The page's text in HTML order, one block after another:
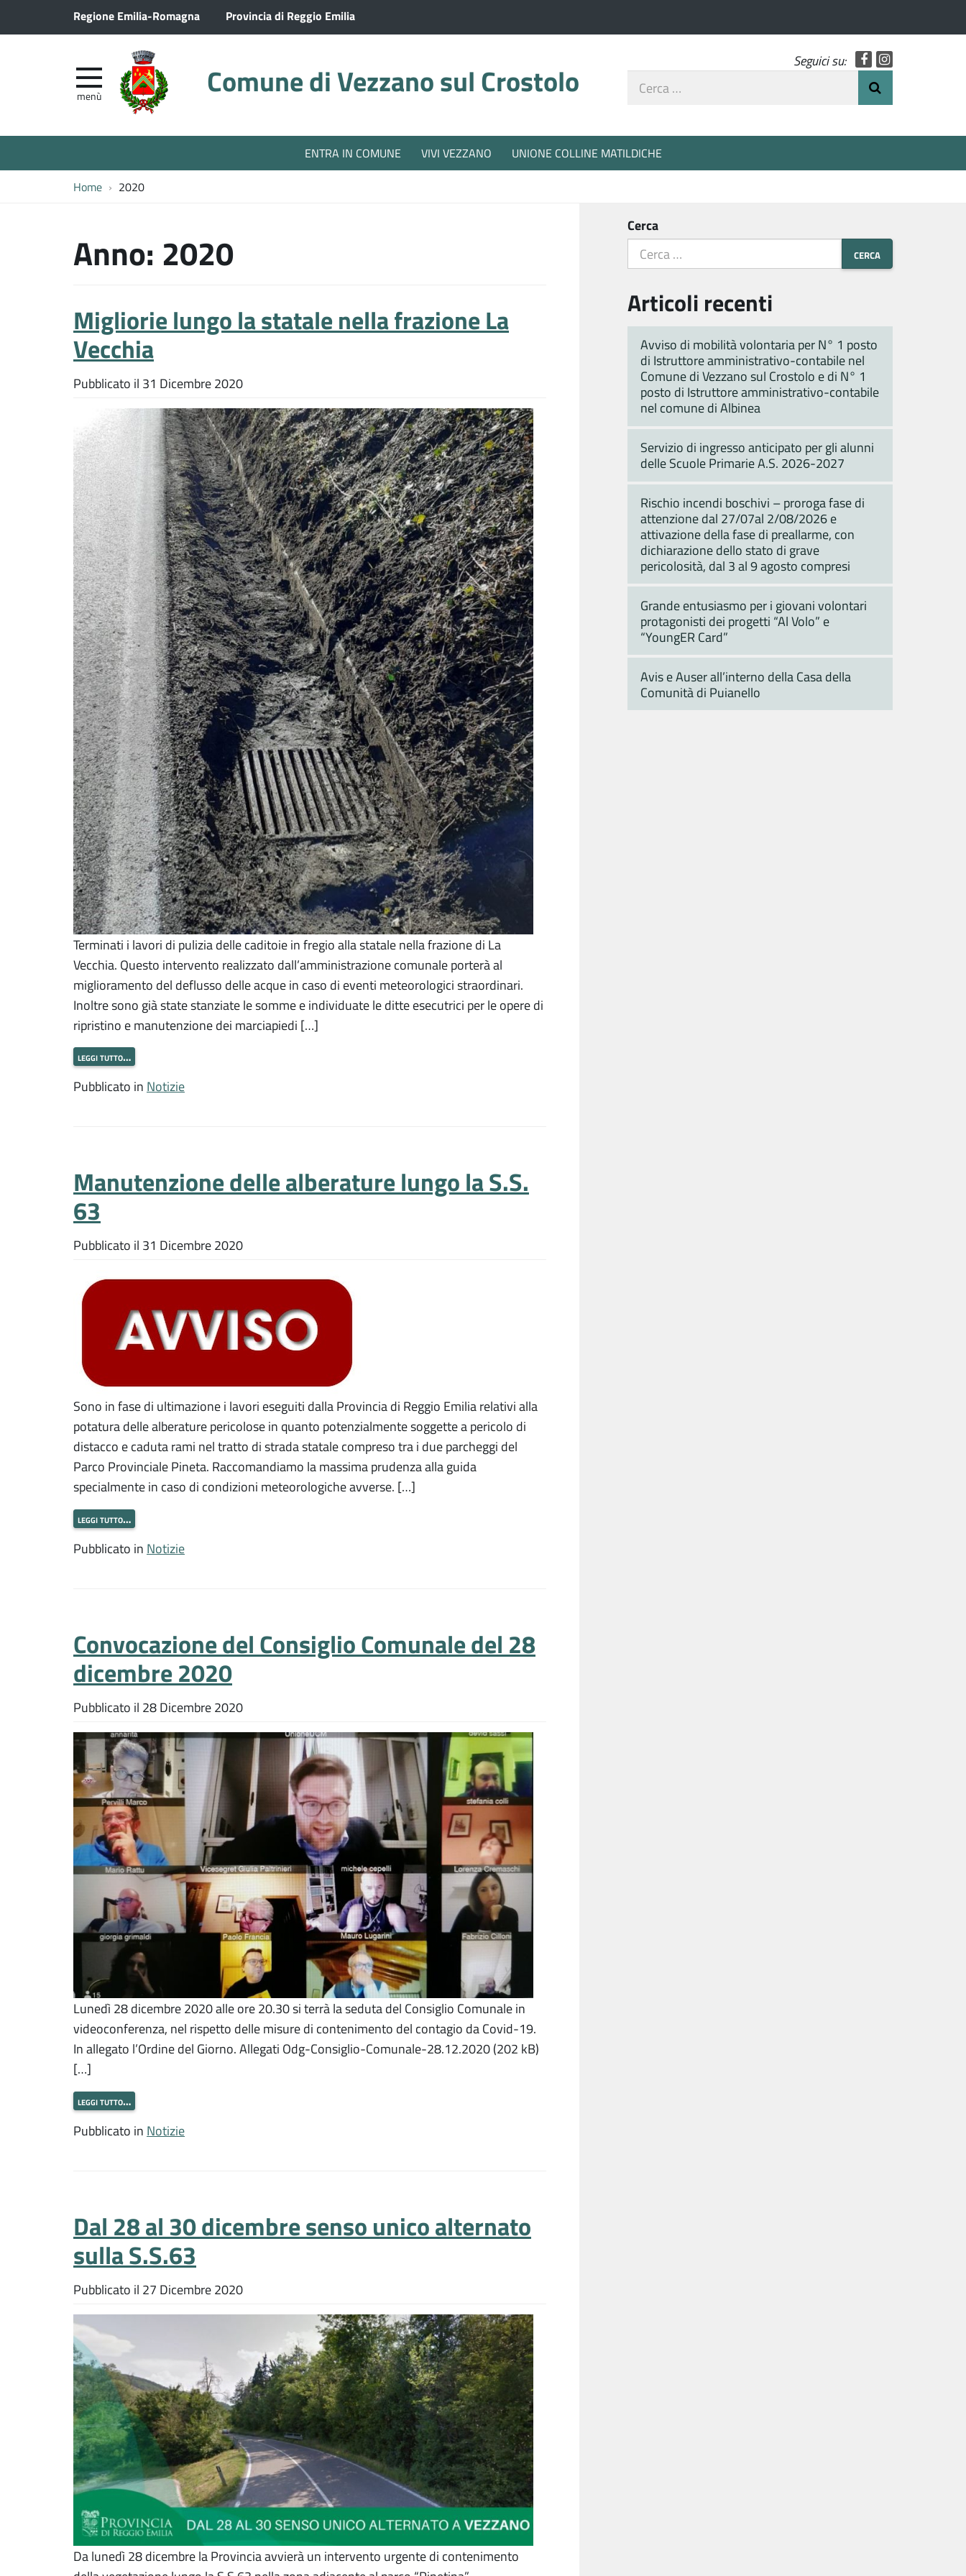
Regione Emilia-Romagna Provincia di Reggio Emilia
Comune di Vezzano sul Crostolo
menù
Seguici su: Facebook
Cerca
ENTRA IN COMUNE VIVI VEZZANO UNIONE COLLINE MATILDICHE
Home 2020
Anno: 2020
Migliorie lungo la statale nella frazione La
Vecchia
Pubblicato il 31 Dicembre 2020
Terminati i lavori di pulizia delle caditoie in fregio alla statale nella frazione di La
Vecchia. Questo intervento realizzato dall’amministrazione comunale porterà al
miglioramento del deflusso delle acque in caso di eventi meteorologici straordinari.
Inoltre sono già state stanziate le somme e individuate le ditte esecutrici per le opere di
ripristino e manutenzione dei marciapiedi […]
leggi tutto…
Pubblicato in Notizie
Manutenzione delle alberature lungo la S.S.
63
Pubblicato il 31 Dicembre 2020
Sono in fase di ultimazione i lavori eseguiti dalla Provincia di Reggio Emilia relativi alla
potatura delle alberature pericolose in quanto potenzialmente soggette a pericolo di
distacco e caduta rami nel tratto di strada statale compreso tra i due parcheggi del
Parco Provinciale Pineta. Raccomandiamo la massima prudenza alla guida
specialmente in caso di condizioni meteorologiche avverse. […]
leggi tutto…
Pubblicato in Notizie
Convocazione del Consiglio Comunale del 28
dicembre 2020
Pubblicato il 28 Dicembre 2020
Lunedì 28 dicembre 2020 alle ore 20.30 si terrà la seduta del Consiglio Comunale in
videoconferenza, nel rispetto delle misure di contenimento del contagio da Covid-19.
In allegato l’Ordine del Giorno. Allegati Odg-Consiglio-Comunale-28.12.2020 (202 kB)
[…]
leggi tutto…
Pubblicato in Notizie
Dal 28 al 30 dicembre senso unico alternato
sulla S.S.63
Pubblicato il 27 Dicembre 2020
Da lunedì 28 dicembre la Provincia avvierà un intervento urgente di contenimento
Cerca
Articoli recenti
Avviso di mobilità volontaria per N° 1 posto
di Istruttore amministrativo-contabile nel
Comune di Vezzano sul Crostolo e di N° 1
posto di Istruttore amministrativo-contabile
nel comune di Albinea
Servizio di ingresso anticipato per gli alunni
delle Scuole Primarie A.S. 2026-2027
Rischio incendi boschivi – proroga fase di
attenzione dal 27/07al 2/08/2026 e
attivazione della fase di preallarme, con
dichiarazione dello stato di grave
pericolosità, dal 3 al 9 agosto compresi
Grande entusiasmo per i giovani volontari
protagonisti dei progetti “Al Volo” e
“YoungER Card”
Avis e Auser all’interno della Casa della
Comunità di Puianello